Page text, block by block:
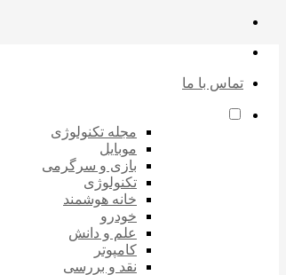
تماس با ما
مجله تکنولوژی
موبایل
بازی و سرگرمی
تکنولوژی
خانه هوشمند
خودرو
علم و دانش
کامپوتر
نقد و بررسی